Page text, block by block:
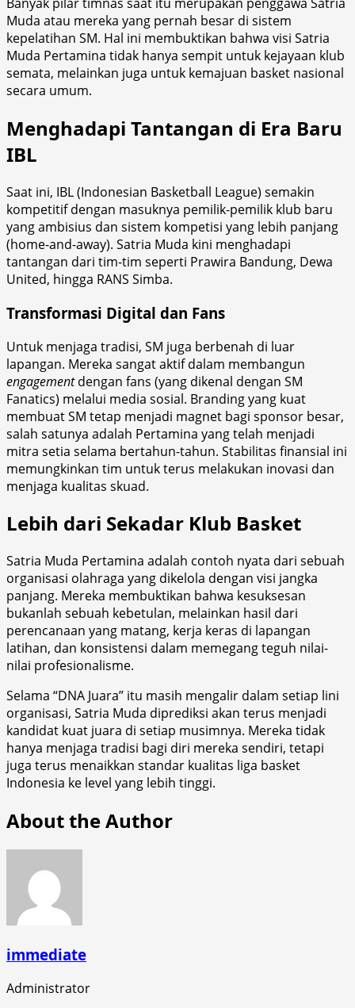
Muda atau mereka yang pernah besar di sistem
kepelatihan SM. Hal ini membuktikan bahwa visi Satria
Muda Pertamina tidak hanya sempit untuk kejayaan klub
semata, melainkan juga untuk kemajuan basket nasional
secara umum.
Menghadapi Tantangan di Era Baru
IBL
Saat ini, IBL (Indonesian Basketball League) semakin
kompetitif dengan masuknya pemilik-pemilik klub baru
yang ambisius dan sistem kompetisi yang lebih panjang
(home-and-away). Satria Muda kini menghadapi
tantangan dari tim-tim seperti Prawira Bandung, Dewa
United, hingga RANS Simba.
Transformasi Digital dan Fans
Untuk menjaga tradisi, SM juga berbenah di luar
lapangan. Mereka sangat aktif dalam membangun
engagementdengan fans (yang dikenal dengan SM
Fanatics) melalui media sosial. Branding yang kuat
membuat SM tetap menjadi magnet bagi sponsor besar,
salah satunya adalah Pertamina yang telah menjadi
mitra setia selama bertahun-tahun. Stabilitas finansial ini
memungkinkan tim untuk terus melakukan inovasi dan
menjaga kualitas skuad.
Lebih dari Sekadar Klub Basket
Satria Muda Pertamina adalah contoh nyata dari sebuah
organisasi olahraga yang dikelola dengan visi jangka
panjang. Mereka membuktikan bahwa kesuksesan
bukanlah sebuah kebetulan, melainkan hasil dari
perencanaan yang matang, kerja keras di lapangan
latihan, dan konsistensi dalam memegang teguh nilai-
nilai profesionalisme.
Selama “DNA Juara” itu masih mengalir dalam setiap lini
organisasi, Satria Muda diprediksi akan terus menjadi
kandidat kuat juara di setiap musimnya. Mereka tidak
hanya menjaga tradisi bagi diri mereka sendiri, tetapi
juga terus menaikkan standar kualitas liga basket
Indonesia ke level yang lebih tinggi.
About the Author
immediate
Administrator